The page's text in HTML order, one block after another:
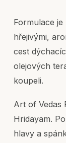
Formulace
hřejivými,
cest
olejových
koupeli.
Art of Vedas
Hridayam.
hlavy a